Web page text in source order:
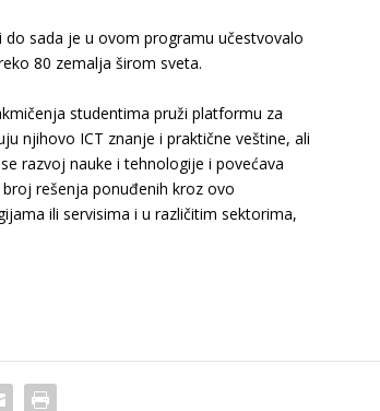
sada je u ovom programu učestvovalo
80 zemalja širom sveta.
studentima pruži platformu za
njihovo ICT znanje i praktične veštine, ali
razvoj nauke i tehnologije i povećava
rešenja ponuđenih kroz ovo
ili servisima i u različitim sektorima,